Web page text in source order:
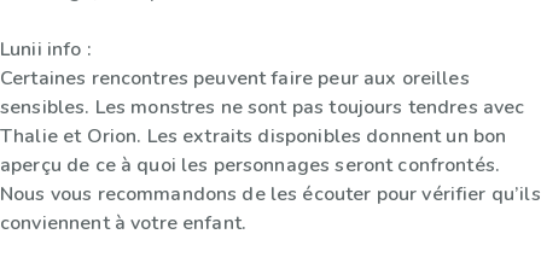
Lunii info :
Certaines rencontres peuvent faire peur aux oreilles
sensibles. Les monstres ne sont pas toujours tendres avec
Thalie et Orion. Les extraits disponibles donnent un bon
aperçu de ce à quoi les personnages seront confrontés.
Nous vous recommandons de les écouter pour vérifier qu’ils
conviennent à votre enfant.